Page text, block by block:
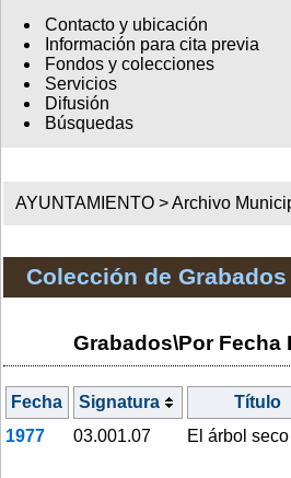
Contacto y ubicación
Información para cita previa
Fondos y colecciones
Servicios
Difusión
Búsquedas
AYUNTAMIENTO >Archivo
Colección de Grabados
Grabados\Por Fecha
Fecha Signatura Título
1977
03.001.07 El árbol seco